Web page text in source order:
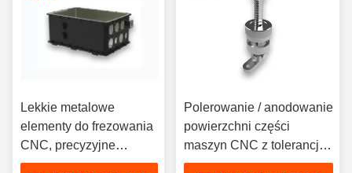
Lekkie metalowe
elementy do frezowania
CNC, precyzyjne
elementy toczone CNC
Polerowanie / anodowanie
powierzchni części
maszyn CNC z tolerancją
0,001 mm